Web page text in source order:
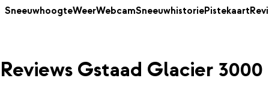
SneeuwhoogteWeerWebcamSneeuwhistoriePistekaart
Reviews Gstaad Glacier 3000